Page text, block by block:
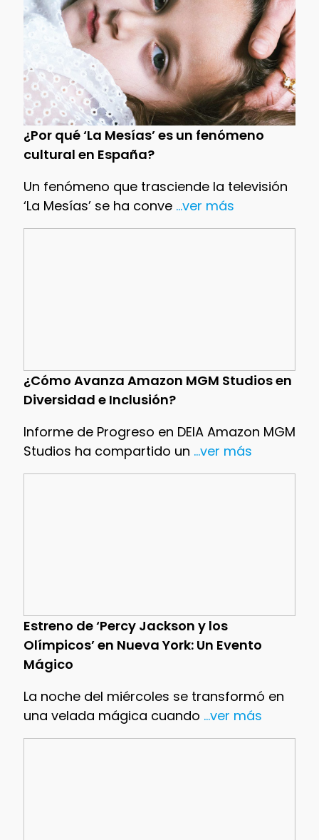
¿Por qué ‘La Mesías’ es un fenómeno
cultural en España?
Un fenómeno que trasciende la televisión
‘La Mesías’ se ha conve...ver más
¿Cómo Avanza Amazon MGM Studios en
Diversidad e Inclusión?
Informe de Progreso en DEIA Amazon MGM
Studios ha compartido un ...ver más
Estreno de ‘Percy Jackson y los
Olímpicos’ en Nueva York: Un Evento
Mágico
La noche del miércoles se transformó en
una velada mágica cuando ...ver más